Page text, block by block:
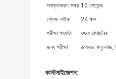
সনাক্তকরণ সময় 10 সেকেন্ড
শেলফ লাইফ
24 মাস
পরীক্ষা পদ্ধতি
শুষ্ক রাসায়নিক
জন্য পরীক্ষা
রক্তের গ্লুকোজ,
কাস্টমাইজেশন: